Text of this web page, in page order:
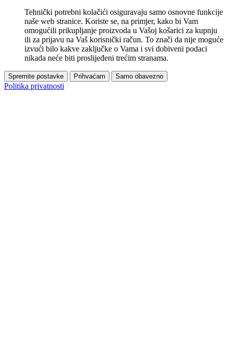
Tehnički potrebni kolačići osiguravaju samo osnovne funkcije
naše web stranice. Koriste se, na primjer, kako bi Vam
omogućili prikupljanje proizvoda u Vašoj košarici za kupnju
ili za prijavu na Vaš korisnički račun. To znači da nije moguće
izvući bilo kakve zaključke o Vama i svi dobiveni podaci
nikada neće biti proslijeđeni trećim stranama.
Spremite postavke Prihvaćam Samo obavezno
Politika privatnosti